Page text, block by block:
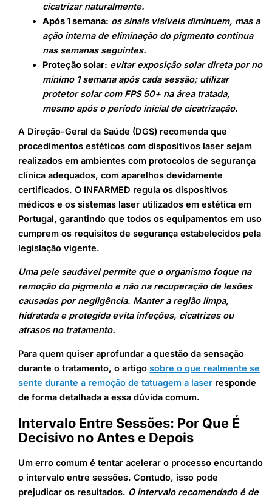
cicatrizar naturalmente.
Após 1 semana: os sinais visíveis diminuem, mas a
ação interna de eliminação do pigmento continua
nas semanas seguintes.
Proteção solar: evitar exposição solar direta por no
mínimo 1 semana após cada sessão; utilizar
protetor solar com FPS 50+ na área tratada,
mesmo após o período inicial de cicatrização.
A Direção-Geral da Saúde (DGS) recomenda que
procedimentos estéticos com dispositivos laser sejam
realizados em ambientes com protocolos de segurança
clínica adequados, com aparelhos devidamente
certificados. O INFARMED regula os dispositivos
médicos e os sistemas laser utilizados em estética em
Portugal, garantindo que todos os equipamentos em uso
cumprem os requisitos de segurança estabelecidos pela
legislação vigente.
Uma pele saudável permite que o organismo foque na
remoção do pigmento e não na recuperação de lesões
causadas por negligência. Manter a região limpa,
hidratada e protegida evita infeções, cicatrizes ou
atrasos no tratamento.
Para quem quiser aprofundar a questão da sensação
durante o tratamento, o artigosobre o que realmente se
sente durante a remoção de tatuagem a laser responde
de forma detalhada a essa dúvida comum.
Intervalo Entre Sessões: Por Que É
Decisivo no Antes e Depois
Um erro comum é tentar acelerar o processo encurtando
o intervalo entre sessões. Contudo, isso pode
prejudicar os resultados. O intervalo recomendado é de